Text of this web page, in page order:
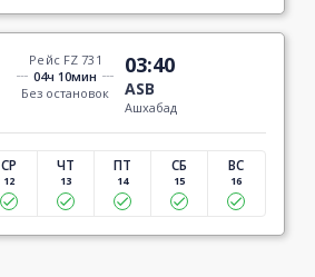
Рейс FZ 731
04ч 10мин
Без остановок
03:40
ASB
Ашхабад
СР
12
ЧТ
13
ПТ
14
СБ
15
ВС
16